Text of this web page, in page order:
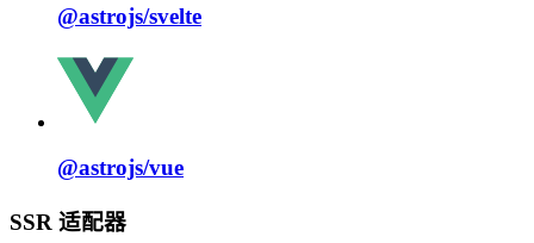
@astrojs/svelte
@astrojs/vue
SSR 适配器